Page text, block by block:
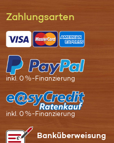
Zahl­ungs­arten
inkl. 0 %-Finanzierung
inkl. 0 %-Finanzierung
Bank­überweisung